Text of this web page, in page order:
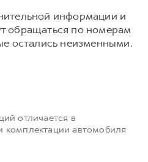
информации и
обращаться по номерам
остались неизменными.
отличается в
комплектации автомобиля